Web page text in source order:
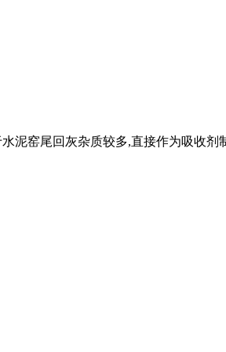
泥窑尾回灰杂质较多,直接作为吸收